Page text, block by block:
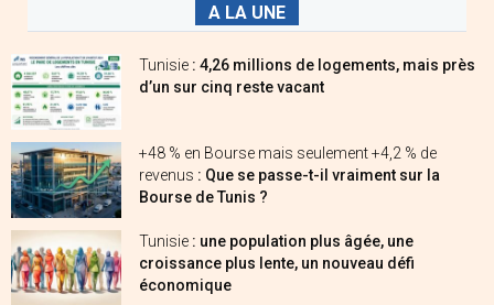
A LA UNE
Tunisie : 4,26 millions de logements, mais près
d’un sur cinq reste vacant
+48 % en Bourse mais seulement +4,2 % de
revenus : Que se passe-t-il vraiment sur la
Bourse de Tunis ?
Tunisie : une population plus âgée, une
croissance plus lente, un nouveau défi
économique